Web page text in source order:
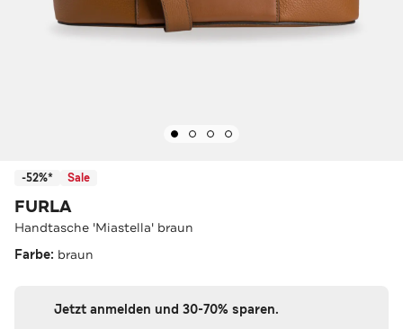
-52%* Sale
FURLA
Handtasche 'Miastella' braun
Farbe: braun
Jetzt anmelden und 30-70% sparen.